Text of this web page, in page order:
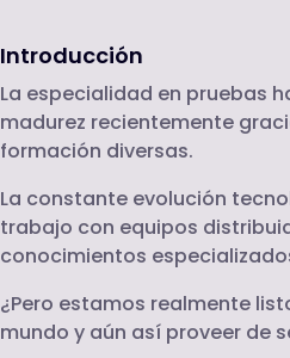
Introducción
La especialidad en pruebas
madurez recientemente
formación diversas.
La constante evolución
trabajo con equipos
conocimientos
¿Pero estamos realmente
mundo y aún así proveer de